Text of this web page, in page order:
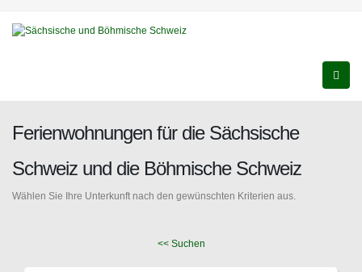
Ferienwohnungen für die Sächsische
Schweiz und die Böhmische Schweiz
Wählen Sie Ihre Unterkunft nach den gewünschten Kriterien aus.
<< Suchen